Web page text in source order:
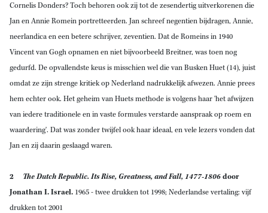
Cornelis Donders? Toch behoren ook zij tot de zesendertig uitverkorenen die
Jan en Annie Romein portretteerden. Jan schreef negentien bijdragen, Annie,
neerlandica en een betere schrijver, zeventien. Dat de Romeins in 1940
Vincent van Gogh opnamen en niet bijvoorbeeld Breitner, was toen nog
gedurfd. De opvallendste keus is misschien wel die van Busken Huet (14), juist
omdat ze zijn strenge kritiek op Nederland nadrukkelijk afwezen. Annie prees
hem echter ook. Het geheim van Huets methode is volgens haar 'het afwijzen
van iedere traditionele en in vaste formules verstarde aanspraak op roem en
waardering'. Dat was zonder twijfel ook haar ideaal, en vele lezers vonden dat
Jan en zij daarin geslaagd waren.
2 The Dutch Republic. Its Rise, Greatness, and Fall, 1477-1806door
Jonathan I. Israel. 1965 - twee drukken tot 1998; Nederlandse vertaling: vijf
drukken tot 2001